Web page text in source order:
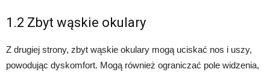
1.2 Zbyt wąskie okulary
Z drugiej strony, zbyt wąskie okulary mogą uciskać nos i uszy,
powodując dyskomfort. Mogą również ograniczać pole widzenia,